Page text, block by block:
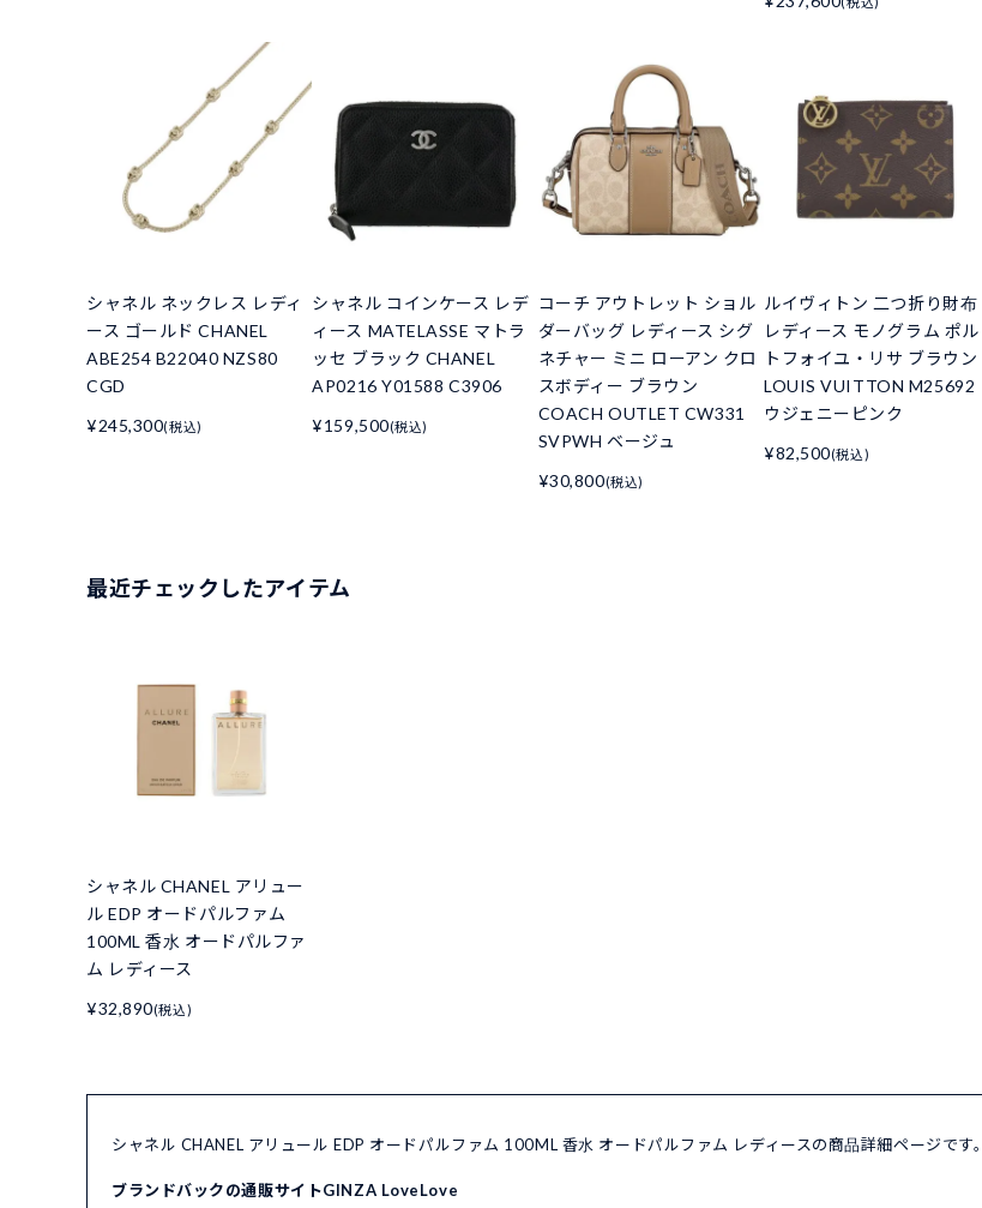
シャネル ネックレス レディ
ース ゴールド CHANEL
ABE254 B22040 NZS80
CGD
¥245,300(税込)
シャネル コインケース レデ
ィース MATELASSE マトラ
ッセ ブラック CHANEL
AP0216 Y01588 C3906
¥159,500(税込)
コーチ アウトレット ショル
ダーバッグ レディース シグ
ネチャー ミニ ローアン クロ
スボディー ブラウン
COACH OUTLET CW331
SVPWH ベージュ
¥30,800(税込)
ルイヴィトン 二つ折り財布
レディース モノグラム ポル
トフォイユ・リサ ブラウン
LOUIS VUITTON M25692
ウジェニーピンク
¥82,500(税込)
最近チェックしたアイテム
シャネル CHANEL アリュー
ル EDP オードパルファム
100ML 香水 オードパルファ
ム レディース
¥32,890(税込)
シャネル CHANEL アリュール EDP オードパルファム 100ML 香水 オードパルファム レディースの商品詳細ページです。
ブランドバックの通販サイトGINZA LoveLove